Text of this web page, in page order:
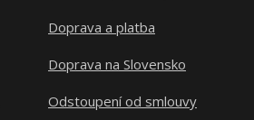
Doprava a platba
Doprava na Slovensko
Odstoupení od smlouvy